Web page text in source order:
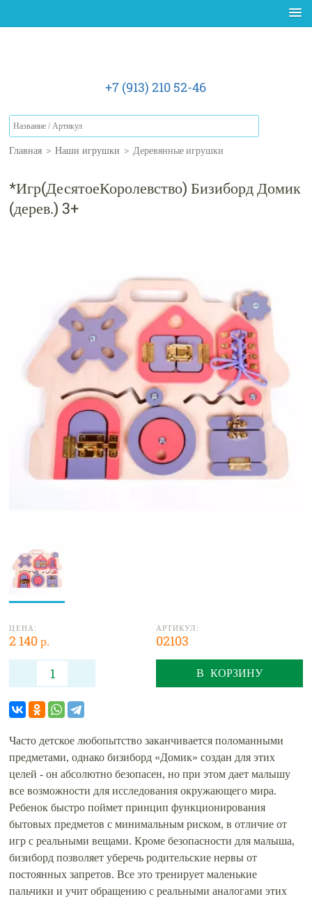
+7 (913) 210 52-46
Главная > Наши игрушки > Деревянные игрушки
*Игр(ДесятоеКоролевство) Бизиборд Домик
(дерев.) 3+
ЦЕНА:
2 140 р.
АРТИКУЛ:
02103
В КОРЗИНУ
Часто детское любопытство заканчивается поломанными
предметами, однако бизиборд «Домик» создан для этих
целей - он абсолютно безопасен, но при этом дает малышу
все возможности для исследования окружающего мира.
Ребенок быстро поймет принцип функционирования
бытовых предметов с минимальным риском, в отличие от
игр с реальными вещами. Кроме безопасности для малыша,
бизиборд позволяет уберечь родительские нервы от
постоянных запретов. Все это тренирует маленькие
пальчики и учит обращению с реальными аналогами этих